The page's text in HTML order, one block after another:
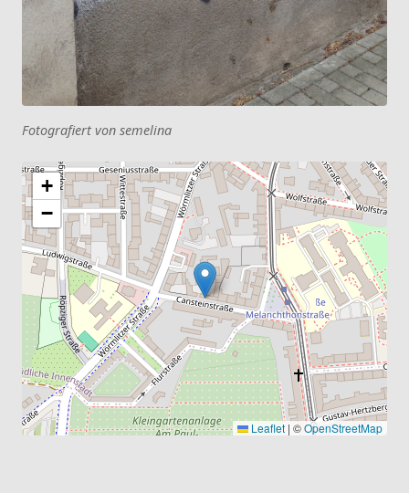
Fotografiert von semelina
+
−
Leaflet | ©OpenStreetMap